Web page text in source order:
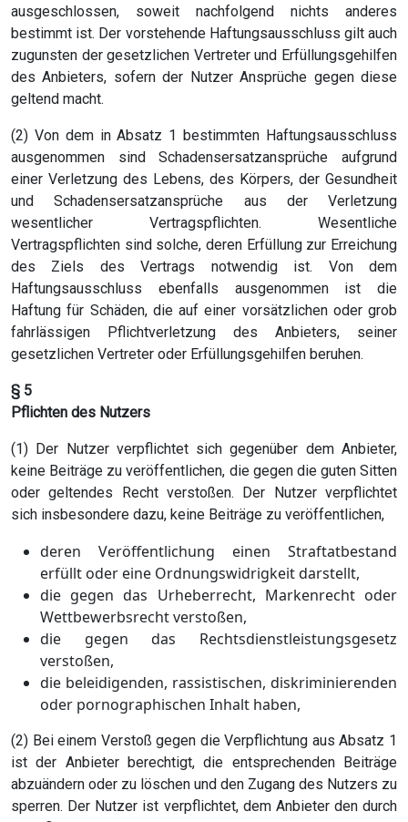
ausgeschlossen, soweit nachfolgend nichts anderes
bestimmt ist. Der vorstehende Haftungsausschluss gilt auch
zugunsten der gesetzlichen Vertreter und Erfüllungsgehilfen
des Anbieters, sofern der Nutzer Ansprüche gegen diese
geltend macht.
(2) Von dem in Absatz 1 bestimmten Haftungsausschluss
ausgenommen sind Schadensersatzansprüche aufgrund
einer Verletzung des Lebens, des Körpers, der Gesundheit
und Schadensersatzansprüche aus der Verletzung
wesentlicher Vertragspflichten. Wesentliche
Vertragspflichten sind solche, deren Erfüllung zur Erreichung
des Ziels des Vertrags notwendig ist. Von dem
Haftungsausschluss ebenfalls ausgenommen ist die
Haftung für Schäden, die auf einer vorsätzlichen oder grob
fahrlässigen Pflichtverletzung des Anbieters, seiner
gesetzlichen Vertreter oder Erfüllungsgehilfen beruhen.
§ 5
Pflichten des Nutzers
(1) Der Nutzer verpflichtet sich gegenüber dem Anbieter,
keine Beiträge zu veröffentlichen, die gegen die guten Sitten
oder geltendes Recht verstoßen. Der Nutzer verpflichtet
sich insbesondere dazu, keine Beiträge zu veröffentlichen,
deren Veröffentlichung einen Straftatbestand
erfüllt oder eine Ordnungswidrigkeit darstellt,
die gegen das Urheberrecht, Markenrecht oder
Wettbewerbsrecht verstoßen,
die gegen das Rechtsdienstleistungsgesetz
verstoßen,
die beleidigenden, rassistischen, diskriminierenden
oder pornographischen Inhalt haben,
(2) Bei einem Verstoß gegen die Verpflichtung aus Absatz 1
ist der Anbieter berechtigt, die entsprechenden Beiträge
abzuändern oder zu löschen und den Zugang des Nutzers zu
sperren. Der Nutzer ist verpflichtet, dem Anbieter den durch